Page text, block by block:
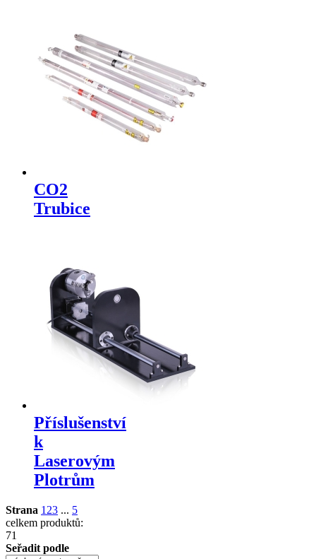
CO2
Trubice
Příslušenství
k
Laserovým
Plotrům
Strana 1 23 ... 5
celkem produktů:
71
Seřadit podle